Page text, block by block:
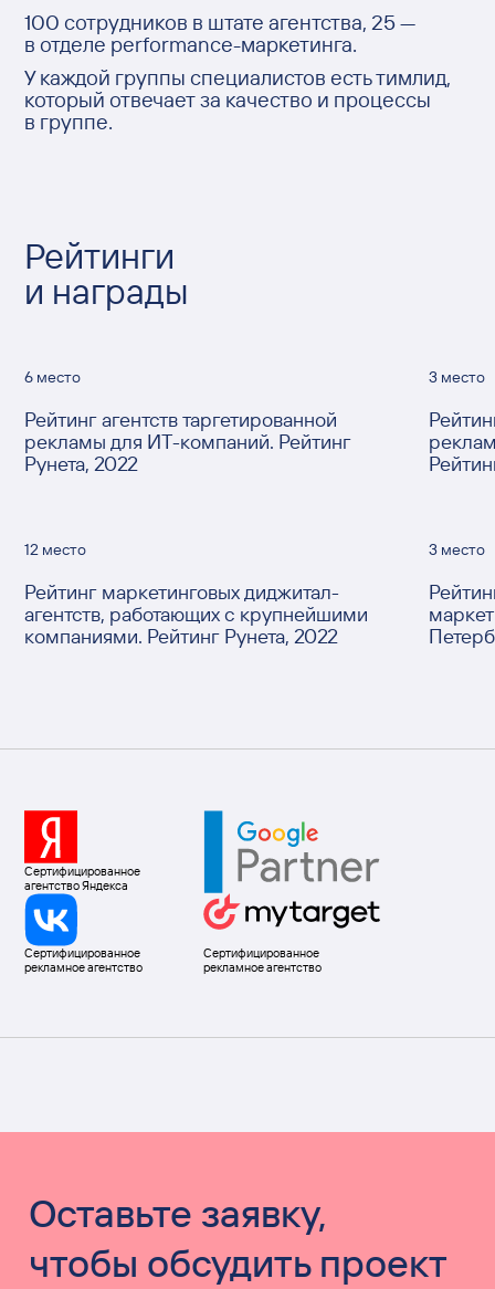
100 сотрудников в штате агентства, 25 —
в отделе performance-маркетинга.
У каждой группы специалистов есть тимлид,
который отвечает за качество и процессы
в группе.
Рейтинги
и награды
3 место
Рейтинг агентств таргетированной
рекламы для порталов и сервисов.
Рейтинг Рунета 2022
1 место
Ruward
12 место
Рейтинг диджитал-агентств полного
цикла. Ruward
12 место
Сертифицированное
агентство Яндекса
Сертифицированное
рекламное агентство
Сертифицированное
рекламное агентство
Оставьте заявку,
чтобы обсудить проект